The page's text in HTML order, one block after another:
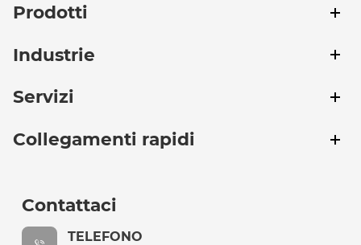
Prodotti
Industrie
Servizi
Collegamenti rapidi
Contattaci
TELEFONO